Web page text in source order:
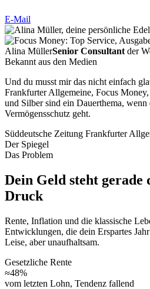
E-Mail
Alina MüllerSenior Consultant der
Bekannt aus den Medien
Und du musst mir das nicht einfach
Frankfurter Allgemeine, Focus
und Silber sind ein Dauerthema, wenn
Vermögensschutz geht.
Süddeutsche Zeitung Frankfurter
Der Spiegel
Das Problem
Dein Geld steht
Druck
Rente, Inflation und die klassische
Entwicklungen, die dein Erspartes
Leise, aber unaufhaltsam.
Gesetzliche Rente
≈48%
vom letzten Lohn, Tendenz fallend